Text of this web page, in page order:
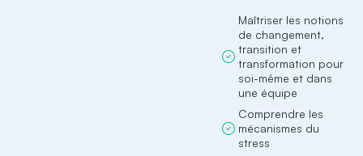
Maîtriser les notions
de changement,
transition et
transformation pour
soi-même et dans
une équipe
Comprendre les
mécanismes du
stress